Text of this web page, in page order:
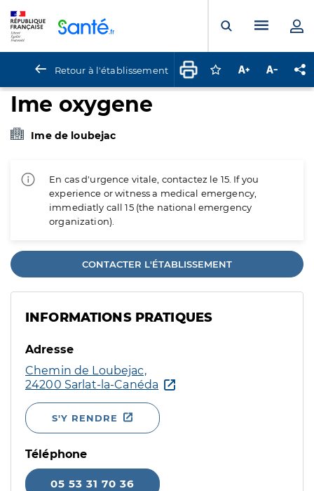
Ouvrir laMenu
Retour à l'établissement Connectez-vous
Augmenter la
Ime oxygene
Ime de loubejac
En cas d'urgence vitale, contactez le 15. If you
experience or witness a medical emergency,
immediatly call 15 (the national emergency
organization).
CONTACTER L'ÉTABLISSEMENT
INFORMATIONS PRATIQUES
Adresse
Chemin de Loubejac,
24200 Sarlat-la-Canéda
S'Y RENDRE
Téléphone
05 53 31 70 36